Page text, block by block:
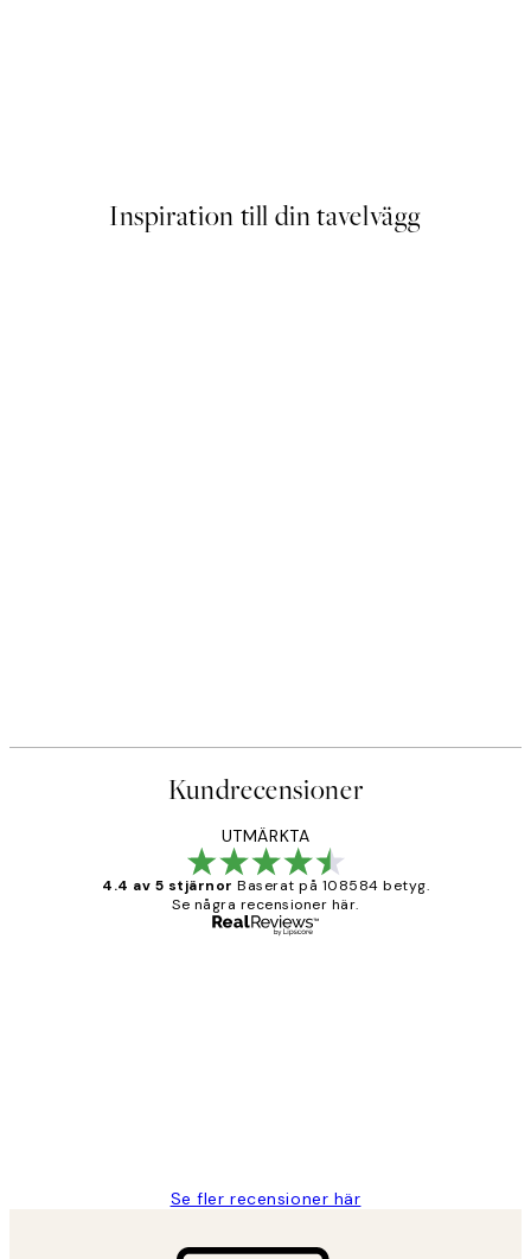
Inspiration till din tavelvägg
Kundrecensioner
UTMÄRKTA
4.4 av 5 stjärnor Baserat på 108584 betyg.
Se några recensioner här.
Se fler recensioner här